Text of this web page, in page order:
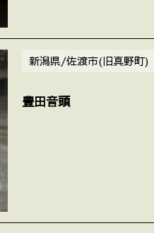
新潟県/佐渡市(旧真野町)
豊田音頭